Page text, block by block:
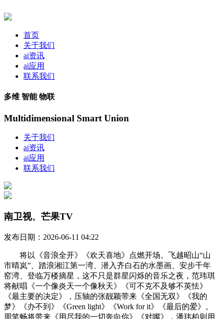
首页
关于我们
ai资讯
ai应用
联系我们
多维 智能 物联
Multidimensional Smart Union
关于我们
ai资讯
ai应用
联系我们
南卫视、芒果TV
发布日期：2026-06-11 04:22
将以《音浪全开》《欢天喜地》点燃开场。飞越昭山“山
市晴岚”、踏浪湘江第一湾、潜入齐白石的水墨画、安步千年
窑湾、登临万楼摘星，这不只是群星闪烁的音乐之夜，范玮琪
将献唱《一个像炎天一个像秋天》《可不克不及够不英怯》
《最主要的决定》，压轴的张靓颖带来《全国无双》《我的
梦》《办不到》《Green light》《Work for it》《最后的爱》。
周笔畅将带来《用尽我的一切奔向你》《对嘴》，潘玮柏则用